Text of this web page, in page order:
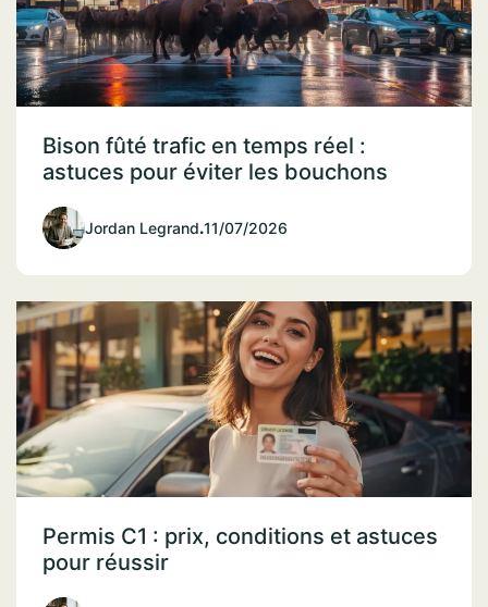
Bison fûté trafic en temps réel :
astuces pour éviter les bouchons
Jordan Legrand.11/07/2026
Permis C1 : prix, conditions et astuces
pour réussir